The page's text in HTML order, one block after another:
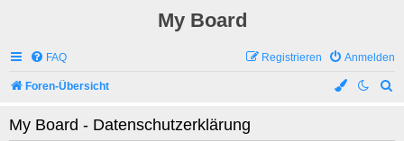
My Board
FAQ Anmelden
Registrieren
Foren-Übersicht
My Board - Datenschutzerklärung